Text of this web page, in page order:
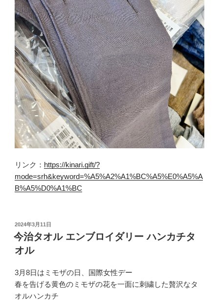
リンク： https://kinari.gift/?
mode=srh&keyword=%A5%A2%A1%BC%A5%E0%A5%A
B%A5%D0%A1%BC
投
稿
日:
2024年3月11日
今治タオル エンブロイダリー ハンカチタ
オル
3月8日はミモザの日、国際女性デー
春を告げる黄色のミモザの花を一面に刺繍した贅沢なタ
オルハンカチ